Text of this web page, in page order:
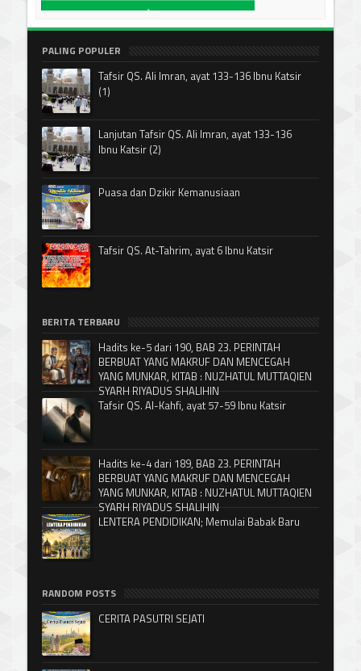
PALING POPULER
Tafsir QS. Ali Imran, ayat 133-136 Ibnu Katsir
(1)
Lanjutan Tafsir QS. Ali Imran, ayat 133-136
Ibnu Katsir (2)
Puasa dan Dzikir Kemanusiaan
Tafsir QS. At-Tahrim, ayat 6 Ibnu Katsir
BERITA TERBARU
Hadits ke-5 dari 190, BAB 23. PERINTAH
BERBUAT YANG MAKRUF DAN MENCEGAH
YANG MUNKAR, KITAB : NUZHATUL MUTTAQIEN
SYARH RIYADUS SHALIHIN
Tafsir QS. Al-Kahfi, ayat 57-59 Ibnu Katsir
Hadits ke-4 dari 189, BAB 23. PERINTAH
BERBUAT YANG MAKRUF DAN MENCEGAH
YANG MUNKAR, KITAB : NUZHATUL MUTTAQIEN
SYARH RIYADUS SHALIHIN
LENTERA PENDIDIKAN; Memulai Babak Baru
RANDOM POSTS
CERITA PASUTRI SEJATI